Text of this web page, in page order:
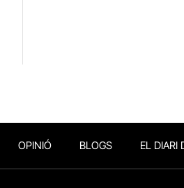
OPINIÓ BLOGS EL DIARI